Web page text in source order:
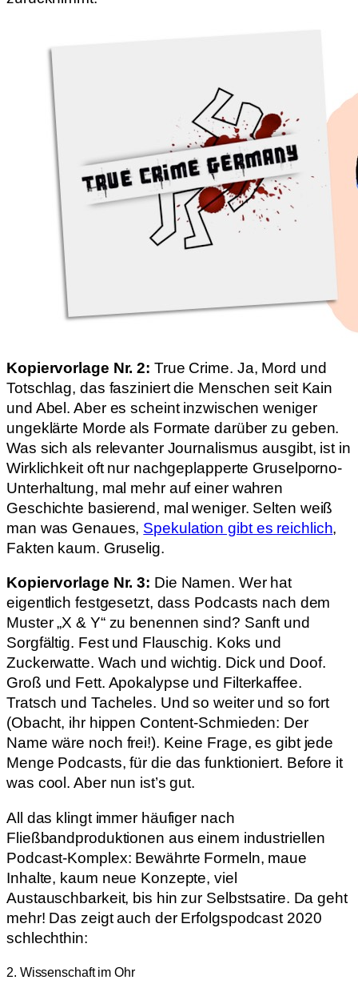
Kopiervorlage Nr. 2: True Crime. Ja, Mord und
Totschlag, das fasziniert die Menschen seit Kain
und Abel. Aber es scheint inzwischen weniger
ungeklärte Morde als Formate darüber zu geben.
Was sich als relevanter Journalismus ausgibt, ist in
Wirklichkeit oft nur nachgeplapperte Gruselporno-
Unterhaltung, mal mehr auf einer wahren
Geschichte basierend, mal weniger. Selten weiß
man was Genaues, Spekulation gibt es reichlich,
Fakten kaum. Gruselig.
Kopiervorlage Nr. 3: Die Namen. Wer hat
eigentlich festgesetzt, dass Podcasts nach dem
Muster „X & Y“ zu benennen sind? Sanft und
Sorgfältig. Fest und Flauschig. Koks und
Zuckerwatte. Wach und wichtig. Dick und Doof.
Groß und Fett. Apokalypse und Filterkaffee.
Tratsch und Tacheles. Und so weiter und so fort
(Obacht, ihr hippen Content-Schmieden: Der
Name wäre noch frei!). Keine Frage, es gibt jede
Menge Podcasts, für die das funktioniert. Before it
was cool. Aber nun ist’s gut.
All das klingt immer häufiger nach
Fließbandproduktionen aus einem industriellen
Podcast-Komplex: Bewährte Formeln, maue
Inhalte, kaum neue Konzepte, viel
Austauschbarkeit, bis hin zur Selbstsatire. Da geht
mehr! Das zeigt auch der Erfolgspodcast 2020
schlechthin:
2. Wissenschaft im Ohr